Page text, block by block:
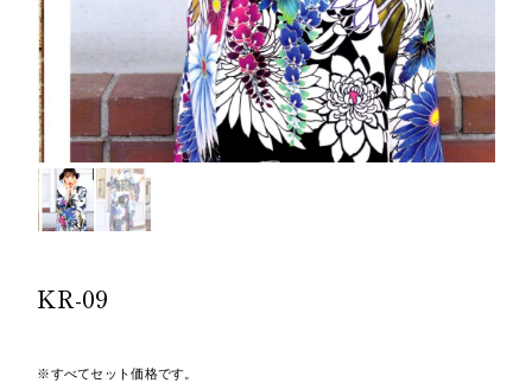
KR-09
すべてセット価格です。